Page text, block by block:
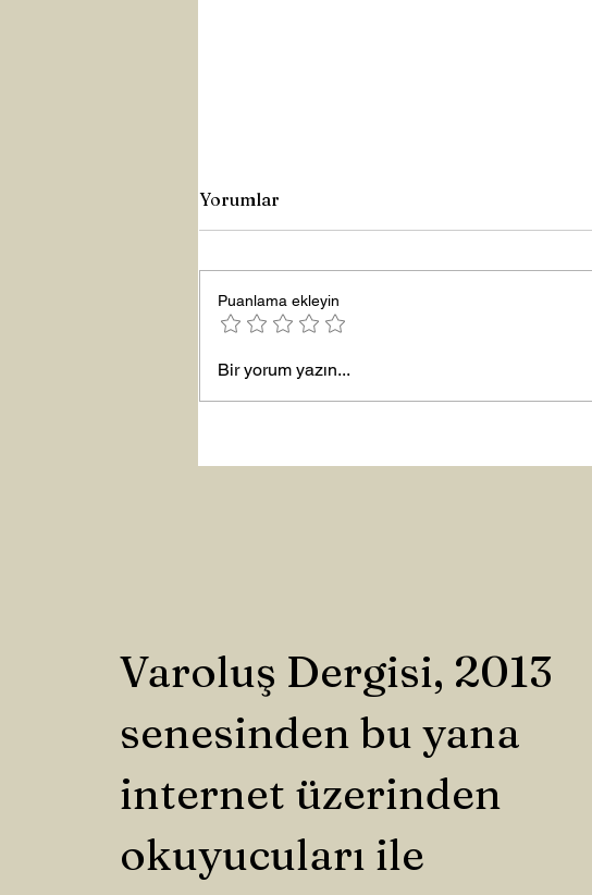
Yeni Yıla Merhaba
Yorumlar
Puanlama ekleyin
Bir yorum yazın...
Varoluş Dergisi, 2013
senesinden bu yana
internet üzerinden
okuyucuları ile